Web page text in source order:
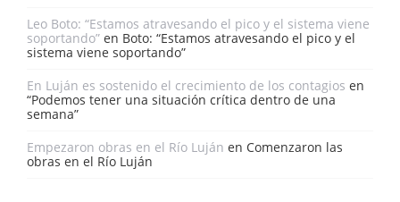
Leo Boto: “Estamos atravesando el pico y el sistema viene
soportando” en Boto: “Estamos atravesando el pico y el
sistema viene soportando”
En Luján es sostenido el crecimiento de los contagios en
“Podemos tener una situación crítica dentro de una
semana”
Empezaron obras en el Río Luján en Comenzaron las
obras en el Río Luján